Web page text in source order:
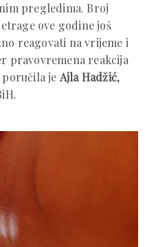
pregledima. Broj
ove godine još
reagovati na vrijeme i
pravovremena reakcija
je Ajla Hadžić,